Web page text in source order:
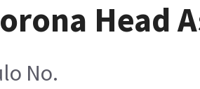
Head
No.